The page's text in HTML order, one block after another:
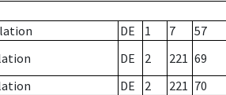
DE 1 7 57
DE 2 221 69
DE 2 221 70